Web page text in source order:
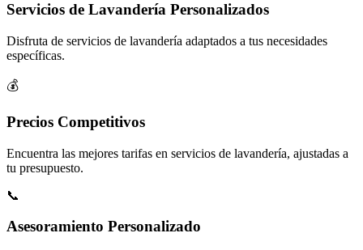
Servicios de Lavandería Personalizados
Disfruta de servicios de lavandería adaptados a tus necesidades
específicas.
💰
Precios Competitivos
Encuentra las mejores tarifas en servicios de lavandería, ajustadas a
tu presupuesto.
📞
Asesoramiento Personalizado